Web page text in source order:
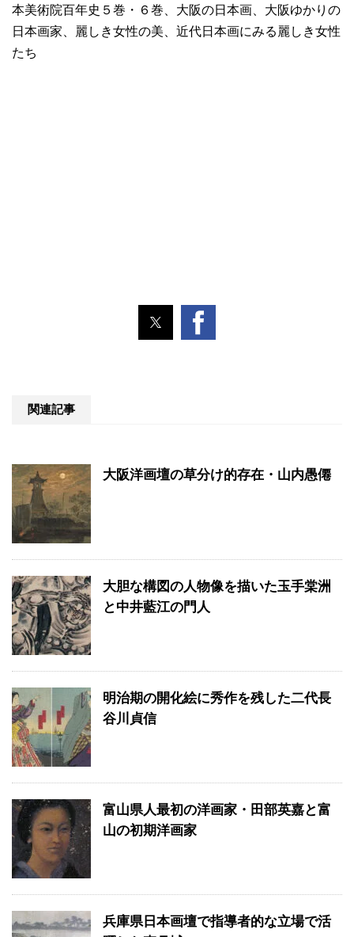
本美術院百年史５巻・６巻、大阪の日本画、大阪ゆかりの
日本画家、麗しき女性の美、近代日本画にみる麗しき女性
たち
関連記事
大阪洋画壇の草分け的存在・山内愚僊
大胆な構図の人物像を描いた玉手棠洲
と中井藍江の門人
明治期の開化絵に秀作を残した二代長
谷川貞信
富山県人最初の洋画家・田部英嘉と富
山の初期洋画家
兵庫県日本画壇で指導者的な立場で活